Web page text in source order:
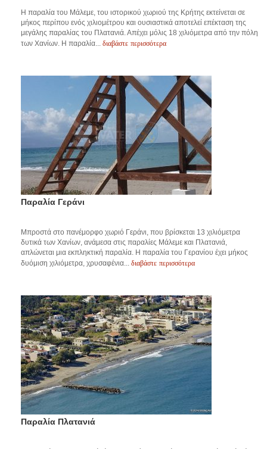
Η παραλία του Μάλεμε, του ιστορικού χωριού της Κρήτης εκτείνεται σε
μήκος περίπου ενός χιλιομέτρου και ουσιαστικά αποτελεί επέκταση της
μεγάλης παραλίας του Πλατανιά. Απέχει μόλις 18 χιλιόμετρα από την πόλη
των Χανίων. Η παραλία... διαβάστε περισσότερα
Παραλία Γεράνι
Μπροστά στο πανέμορφο χωριό Γεράνι, που βρίσκεται 13 χιλιόμετρα
δυτικά των Χανίων, ανάμεσα στις παραλίες Μάλεμε και Πλατανιά,
απλώνεται μια εκπληκτική παραλία. Η παραλία του Γερανίου έχει μήκος
δυόμιση χιλιόμετρα, χρυσαφένια... διαβάστε περισσότερα
Παραλία Πλατανιά